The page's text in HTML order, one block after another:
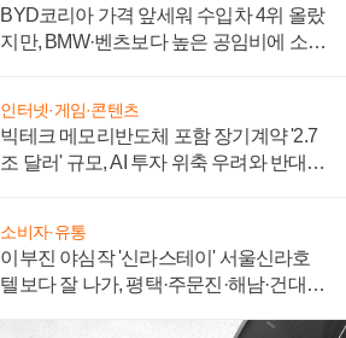
BYD코리아 가격 앞세워 수입차 4위 올랐
지만, BMW·벤츠보다 높은 공임비에 소비
인터넷·게임·콘텐츠
빅테크 메모리반도체 포함 장기계약 '2.7
조 달러' 규모, AI 투자 위축 우려와 반대
소비자·유통
이부진 야심작 '신라스테이' 서울신라호
텔보다 잘 나가, 평택·주문진·해남·건대로